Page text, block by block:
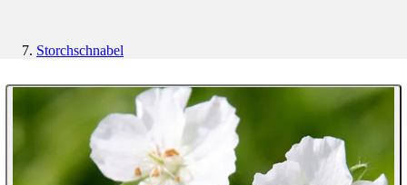
Storchschnabel